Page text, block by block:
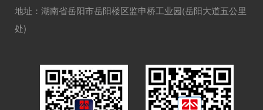
地址：湖南省岳阳市岳阳楼区监申桥工业园(岳阳大道五公里
处)